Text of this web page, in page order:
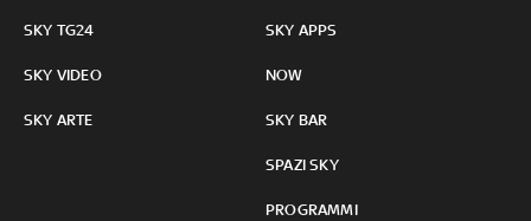
SKY TG24
SKY VIDEO
SKY ARTE
SKY APPS
NOW
SKY BAR
SPAZI SKY
PROGRAMMI